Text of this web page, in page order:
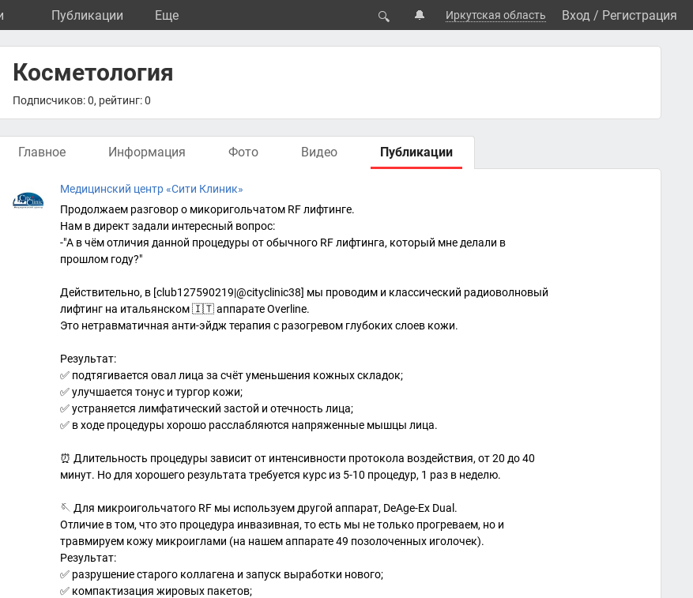
Публикации Eще 🔍 🔔 Иркутская область Вход / Регистрация
Косметология
Подписчиков: 0, рейтинг: 0
Главное Информация Фото Видео Публикации
Медицинский центр «Сити Клиник»
Продолжаем разговор о микоригольчатом RF лифтинге.
Нам в директ задали интересный вопрос:
-"А в чём отличия данной процедуры от обычного RF лифтинга, который мне делали в
прошлом году?"
Действительно, в [club127590219|@cityclinic38] мы проводим и классический радиоволновый
лифтинг на итальянском 🇮🇹 аппарате Overline.
Это нетравматичная анти-эйдж терапия с разогревом глубоких слоев кожи.
Результат:
✅ подтягивается овал лица за счёт уменьшения кожных складок;
✅ улучшается тонус и тургор кожи;
✅ устраняется лимфатический застой и отечность лица;
✅ в ходе процедуры хорошо расслабляются напряженные мышцы лица.
⏰ Длительность процедуры зависит от интенсивности протокола воздействия, от 20 до 40
минут. Но для хорошего результата требуется курс из 5-10 процедур, 1 раз в неделю.
🪡 Для микроигольчатого RF мы используем другой аппарат, DeAge-Ex Dual.
Отличие в том, что это процедура инвазивная, то есть мы не только прогреваем, но и
травмируем кожу микроиглами (на нашем аппарате 49 позолоченных иголочек).
Результат:
✅ разрушение старого коллагена и запуск выработки нового;
✅ компактизация жировых пакетов;